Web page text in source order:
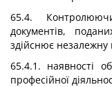
65.4.
документів,
здійснює незалежну
65.4.1. наявності
професійної